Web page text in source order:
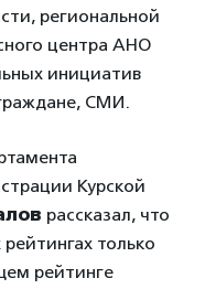
региональной
центра АНО
инициатив
СМИ.
Курской
рассказал, что
только
рейтинге